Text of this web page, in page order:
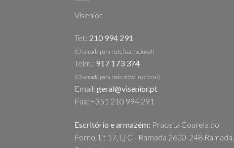
Visenior
Tel.: 210 994 291
(Chamada para rede fixa nacional)
Telm.: 917 173 374
(Chamada para rede móvel nacional)
Email: geral@visenior.pt
Fax: +351 210 994 291
Escritório e armazém: Praceta Courela do
Forno, Lt 17, Lj C - Ramada 2620-248 Ramada,